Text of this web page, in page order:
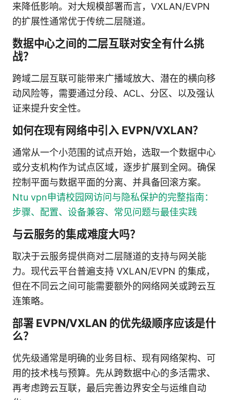
来降低影响。对大规模部署而言，VXLAN/EVPN
的扩展性通常优于传统二层隧道。
数据中心之间的二层互联对安全有什么挑
战？
跨域二层互联可能带来广播域放大、潜在的横向移
动风险等，需要通过分段、ACL、分区、以及强认
证来提升安全性。
如何在现有网络中引入 EVPN/VXLAN？
通常从一个小范围的试点开始，选取一个数据中心
或分支机构作为试点区域，逐步扩展到全网。确保
控制平面与数据平面的分离、并具备回滚方案。
Ntu vpn申请校园网访问与隐私保护的完整指南：
步骤、配置、设备兼容、常见问题与最佳实践
与云服务的集成难度大吗？
取决于云服务提供商对二层隧道的支持与网关能
力。现代云平台普遍支持 VXLAN/EVPN 的集成，
但在不同云之间可能需要额外的网络网关或跨云互
连策略。
部署 EVPN/VXLAN 的优先级顺序应该是什
么？
优先级通常是明确的业务目标、现有网络架构、可
用的技术栈与预算。先从跨数据中心的多活需求、
再考虑跨云互联，最后完善边界安全与运维自动